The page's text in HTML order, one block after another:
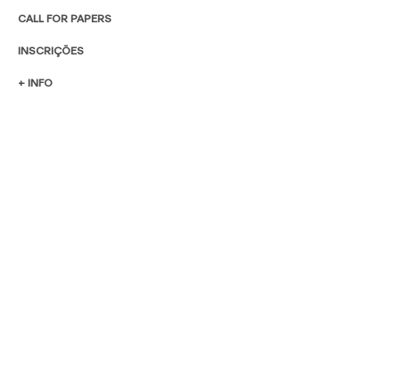
CALL FOR PAPERS
INSCRIÇÕES
+ INFO